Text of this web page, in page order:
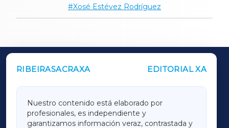
Xosé Estévez Rodríguez
RIBEIRASACRAXA EDITORIAL XA
Nuestro contenido está elaborado por
profesionales, es independiente y
garantizamos información veraz, contrastada y
OUTROS PERIÓDICOS
LUGOXA